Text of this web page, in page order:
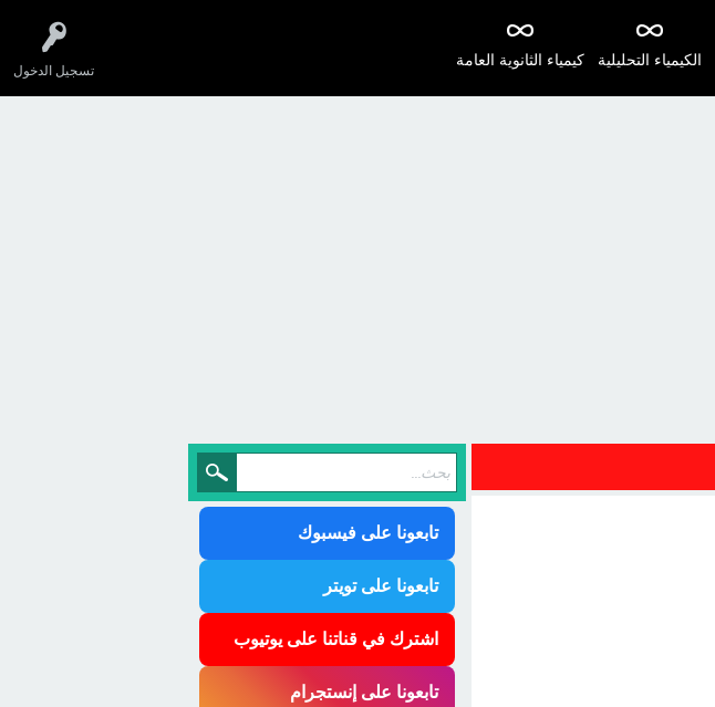
تسجيل الدخول
كيمياء الثانوية العامة الكيمياء التحليلية
تابعونا على فيسبوك
تابعونا على تويتر
اشترك في قناتنا على يوتيوب
تابعونا على إنستجرام